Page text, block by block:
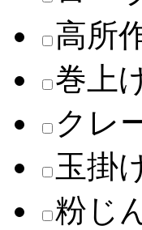
高所
巻上
クレ
玉掛
粉じ